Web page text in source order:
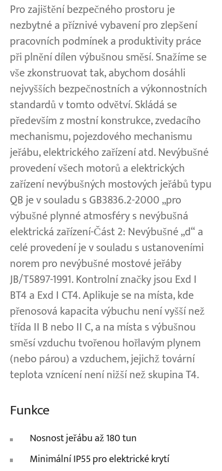
Pro zajištění bezpečného prostoru je
nezbytné a příznivé vybavení pro zlepšení
pracovních podmínek a produktivity práce
při plnění dílen výbušnou směsí. Snažíme se
vše zkonstruovat tak, abychom dosáhli
nejvyšších bezpečnostních a výkonnostních
standardů v tomto odvětví. Skládá se
především z mostní konstrukce, zvedacího
mechanismu, pojezdového mechanismu
jeřábu, elektrického zařízení atd. Nevýbušné
provedení všech motorů a elektrických
zařízení nevýbušných mostových jeřábů typu
QB je v souladu s GB3836.2-2000 „pro
výbušné plynné atmosféry s nevýbušná
elektrická zařízení-Část 2: Nevýbušné „d“ a
celé provedení je v souladu s ustanoveními
norem pro nevýbušné mostové jeřáby
JB/T5897-1991. Kontrolní značky jsou Exd I
BT4 a Exd I CT4. Aplikuje se na místa, kde
přenosová kapacita výbuchu není vyšší než
třída II B nebo II C, a na místa s výbušnou
směsí vzduchu tvořenou hořlavým plynem
(nebo párou) a vzduchem, jejichž tovární
teplota vznícení není nižší než skupina T4.
Funkce
Nosnost jeřábu až 180 tun
Minimální IP55 pro elektrické krytí